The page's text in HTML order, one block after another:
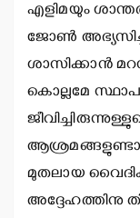
എളിമയും
ജോണ്‍
ശാസിക്കാന്‍
കൊല്ലമേ
മുതലായ
അദ്ദേഹത്തിനു